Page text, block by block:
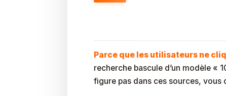
Parce que les utilisateurs ne
recherche bascule d’un modèle «
figure pas dans ces sources,